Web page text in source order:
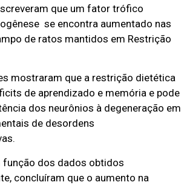
que um fator trófico
se encontra aumentado nas
de ratos mantidos em Restrição
mostraram que a restrição dietética
de aprendizado e memória e pode
dos neurônios à degeneração em
de desordens
função dos dados obtidos
concluíram que o aumento na